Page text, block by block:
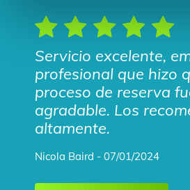
Servicio excelente,
profesional que hizo
proceso de reserva
agradable. Los
altamente.
Nicola Baird - 07/01/2024